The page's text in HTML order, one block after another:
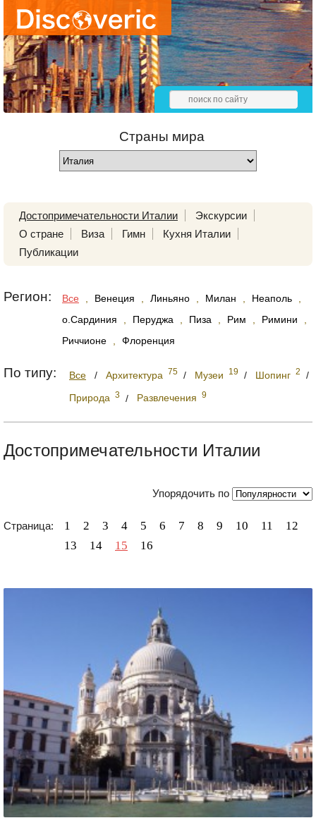
Страны мира
Достопримечательности Италии
Экскурсии
О стране
Виза Гимн
Кухня Италии
Публикации
Регион: Все Венеция Линьяно Милан Неаполь
о.Сардиния
Перуджа Пиза Рим Римини
Риччионе
Флоренция
По типу: Все / Архитектура 75 / Музеи 19 / Шопинг 2 /
Природа 3 / Развлечения 9
Достопримечательности Италии
Упорядочить по
Страница: 1 2 3 4 5 6 7 8 9 10 11
12
13
14 15 16